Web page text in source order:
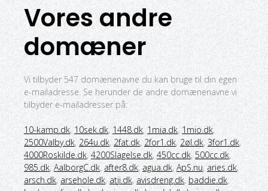
Vores andre
domæner
Vi tilbyder 547 domænenavne du kan bruge til din egen
e-mailadresse. Se herunder de andre domænenavne vi
tilbyder e-mailadresser på:
10-kamp.dk, 10sek.dk, 1448.dk, 1mia.dk, 1mio.dk,
2500Valby.dk, 264u.dk, 2fat.dk, 2for1.dk, 2øl.dk, 3for1.dk,
4000Roskilde.dk, 4200Slagelse.dk, 450cc.dk, 500cc.dk,
985.dk, AalborgC.dk, after8.dk, agua.dk, ApS.nu, aries.dk,
arsch.dk, arsehole.dk, atji.dk, avisdreng.dk, baddie.dk,